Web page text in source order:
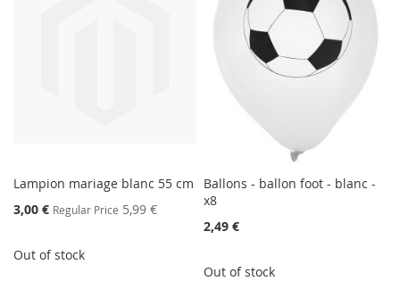
Lampion mariage blanc 55 cm
Special
3,00 € Regular Price 5,99 €
Out of stock
Ballons - ballon foot - blanc -
x8
2,49 €
Out of stock